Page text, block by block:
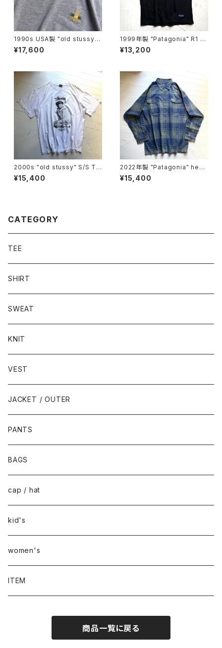
1990s USA製 "old stussy"
S/S T-shirt
¥17,600
1999年製 "Patagonia" R1 Fl
ash vest
¥13,200
2000s "old stussy" S/S T-
shirt
¥15,400
2022年製 "Patagonia" heav
y flannel shirt
¥15,400
CATEGORY
TEE
SHIRT
SWEAT
KNIT
VEST
JACKET / OUTER
PANTS
BAGS
cap / hat
kid's
women's
ITEM
商品一覧に戻る